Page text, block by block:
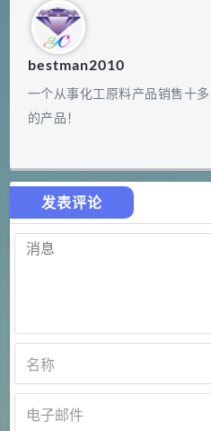
bestman2010
一个从事化工原料产品销售十
的产品！
发表评论